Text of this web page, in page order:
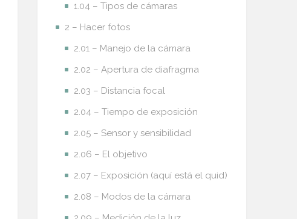
1.04 – Tipos de cámaras
2 – Hacer fotos
2.01 – Manejo de la cámara
2.02 – Apertura de diafragma
2.03 – Distancia focal
2.04 – Tiempo de exposición
2.05 – Sensor y sensibilidad
2.06 – El objetivo
2.07 – Exposición (aquí está el quid)
2.08 – Modos de la cámara